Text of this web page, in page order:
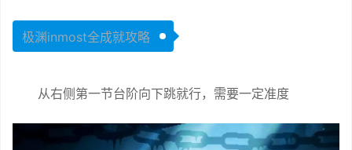
极渊inmost全成就攻略
从右侧第一节台阶向下跳就行，需要一定准度